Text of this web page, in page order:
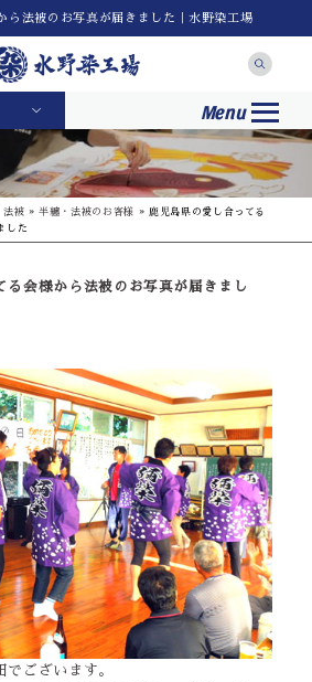
ら法被のお写真が届きました｜水野染工場
Menu
法被 »半纏・法被のお客様 » 鹿児島県の愛し合ってる
した
る会様から法被のお写真が届きまし
でございます。